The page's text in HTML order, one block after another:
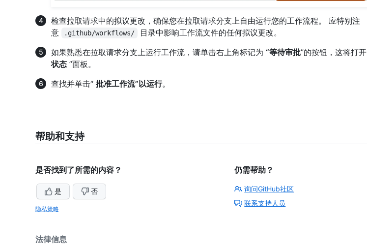
检查拉取请求中的拟议更改，确保您在拉取请求分支上自由运行您的工作流程。 应特别注
意
.github/workflows/
目录中影响工作流文件的任何拟议更改。
如果熟悉在拉取请求分支上运行工作流，请单击右上角标记为 “等待审批”的按钮，这将打开
状态 ”面板。
查找并单击“ 批准工作流”以运行。
帮助和支持
是否找到了所需的内容？
是 否
隐私策略
仍需帮助？
询问GitHub社区
联系支持人员
法律信息